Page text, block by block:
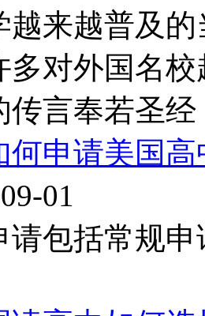
越普及的当
多对外国名
传言奉若圣
何申请美国高
01
请包括常规